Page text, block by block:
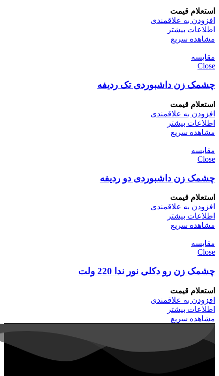
استعلام قیمت
افزودن به علاقمندی
اطلاعات بیشتر
مشاهده سریع
مقایسه
Close
چشمک زن داشبوردی تک ردیفه
استعلام قیمت
افزودن به علاقمندی
اطلاعات بیشتر
مشاهده سریع
مقایسه
Close
چشمک زن داشبوردی دو ردیفه
استعلام قیمت
افزودن به علاقمندی
اطلاعات بیشتر
مشاهده سریع
مقایسه
Close
چشمک زن رو دکلی نور ندا 220 ولت
استعلام قیمت
افزودن به علاقمندی
اطلاعات بیشتر
مشاهده سریع